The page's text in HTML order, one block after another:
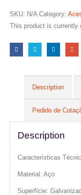
SKU: N/A Category:
This product is currently
Description
Pedido de
Description
Características
Material: Aço
Superfície: